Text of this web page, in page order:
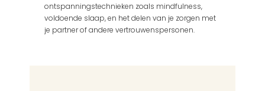
ontspanningstechnieken zoals mindfulness,
voldoende slaap, en het delen van je zorgen met
je partner of andere vertrouwenspersonen.